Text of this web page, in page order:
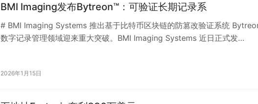
BMI Imaging发布Bytreon™：可验证长期记录系
# BMI Imaging Systems 推出基于比特币区块链的防篡改验证系统
数字记录管理领域迎来重大突破。BMI Imaging Systems 近日正式发…
2026年1月15日